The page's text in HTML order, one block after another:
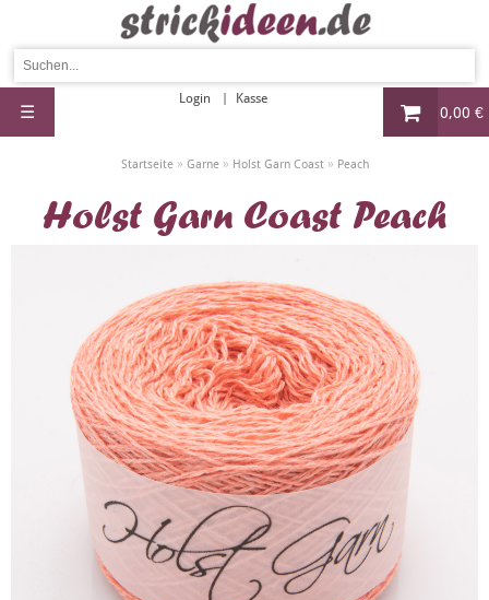
0,00 €
Login Kasse
☰
Startseite» Garne» Holst Garn Coast» Peach
Holst Garn Coast Peach